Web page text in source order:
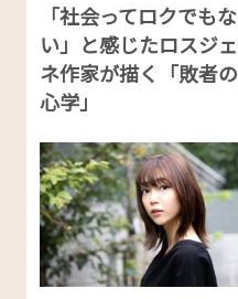
「社会ってロクでもな
い」と感じたロスジェ
ネ作家が描く「敗者の
心学」